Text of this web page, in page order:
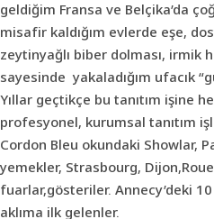
geldiğim Fransa ve Belçika’da
misafir kaldığım evlerde eşe,
zeytinyağlı biber dolması, irmik
sayesinde yakaladığım ufacık
Yıllar geçtikçe bu tanıtım işine
profesyonel, kurumsal tanıtım
Cordon Bleu okundaki Showlar,
yemekler, Strasbourg,
fuarlar,gösteriler. Annecy’deki
aklıma ilk gelenler.